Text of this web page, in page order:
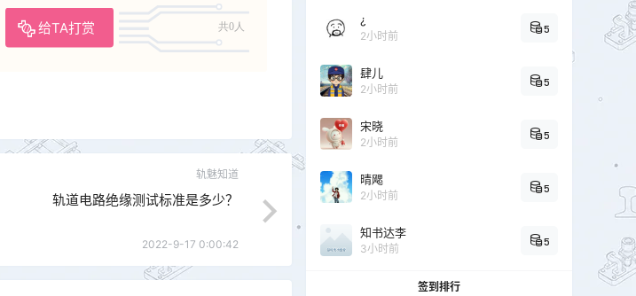
给TA打赏 共0人
轨魅知道
轨道电路绝缘测试标准是多少？
2022-9-17 0:00:42
¿
2小时前
5
肆儿
2小时前
5
宋晓
2小时前
5
晴飔
2小时前
5
知书达李
3小时前
5
签到排行